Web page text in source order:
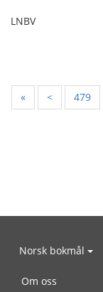
LNBV
« < 479
Norsk bokmål
Om oss